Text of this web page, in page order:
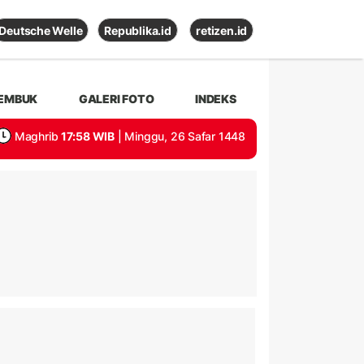
Deutsche Welle Republika.id retizen.id
GALERI FOTO INDEKS
Maghrib 17:58 WIB | Minggu, 26 Safar 1448